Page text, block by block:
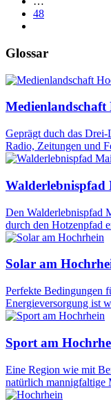
48
Glossar
Medienlandschaft
Geprägt duch das
Radio, Zeitungen und
Walderlebnispfad
Den Walderlebnispfad
durch den Hotzenpfad
Solar am
Perfekte Bedingungen
Energieversorgung ist
Sport am
Eine Region wie mit
natürlich